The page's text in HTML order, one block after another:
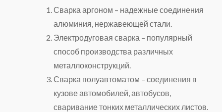
Сварка аргоном – надежные соединения
алюминия, нержавеющей стали.
Электродуговая сварка – популярный
способ производства различных
металлоконструкций.
Сварка полуавтоматом – соединения в
кузове автомобилей, автобусов,
сваривание тонких металлических листов.